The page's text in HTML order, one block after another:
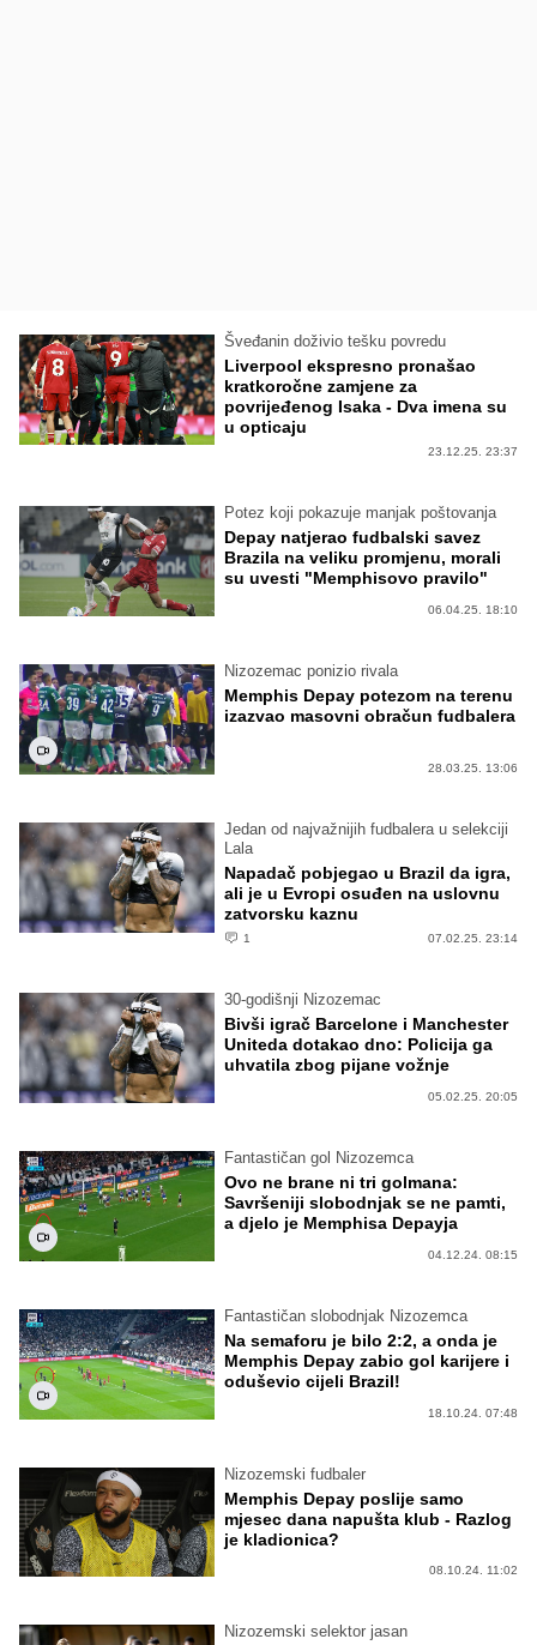
Šveđanin doživio tešku povredu
Liverpool ekspresno pronašao
kratkoročne zamjene za
povrijeđenog Isaka - Dva imena su
u opticaju
23.12.25. 23:37
Potez koji pokazuje manjak poštovanja
Depay natjerao fudbalski savez
Brazila na veliku promjenu, morali
su uvesti "Memphisovo pravilo"
06.04.25. 18:10
Nizozemac ponizio rivala
Memphis Depay potezom na terenu
izazvao masovni obračun fudbalera
28.03.25. 13:06
Jedan od najvažnijih fudbalera u selekciji
Lala
Napadač pobjegao u Brazil da igra,
ali je u Evropi osuđen na uslovnu
zatvorsku kaznu
1 07.02.25. 23:14
30-godišnji Nizozemac
Bivši igrač Barcelone i Manchester
Uniteda dotakao dno: Policija ga
uhvatila zbog pijane vožnje
05.02.25. 20:05
Fantastičan gol Nizozemca
Ovo ne brane ni tri golmana:
Savršeniji slobodnjak se ne pamti,
a djelo je Memphisa Depayja
04.12.24. 08:15
Fantastičan slobodnjak Nizozemca
Na semaforu je bilo 2:2, a onda je
Memphis Depay zabio gol karijere i
oduševio cijeli Brazil!
18.10.24. 07:48
Nizozemski fudbaler
Memphis Depay poslije samo
mjesec dana napušta klub - Razlog
je kladionica?
08.10.24. 11:02
Nizozemski selektor jasan